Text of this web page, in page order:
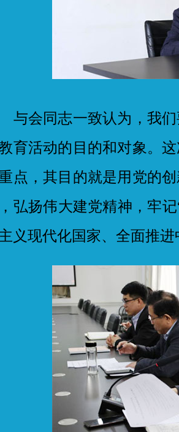
同志一致认为，我们
育活动的目的和对象。
点，其目的就是用党的
弘扬伟大建党精神，牢
义现代化国家、全面推进